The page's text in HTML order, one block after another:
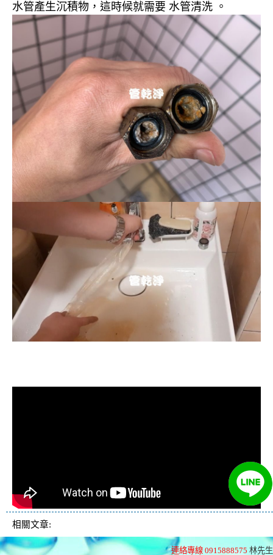
水管產生沉積物，這時候就需要 水管清洗 。
相關文章:
連絡專線 0915888575 林先生